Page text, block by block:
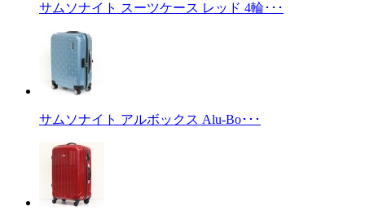
サムソナイト スーツケース レッド 4輪･･･
サムソナイト アルボックス Alu-Bo･･･